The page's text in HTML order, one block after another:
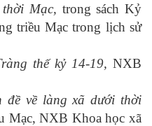
Mạc, trong sách Kỷ
triều Mạc trong lịch sử
thế kỷ 14-19,NXB
đề về làng xã dưới thời
Mạc, NXB Khoa học xã